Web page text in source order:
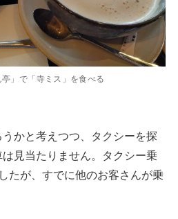
」で「寺ミス」を食べる
かと考えつつ、タクシーを探
見当たりません。タクシー乗
たが、すでに他のお客さんが乗